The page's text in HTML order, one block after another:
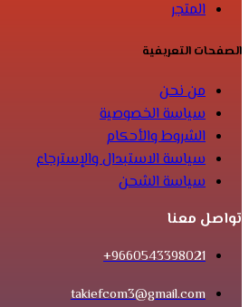
المتجر
الصفحات التعريفية
من نحن
سياسة الخصوصية
الشروط والأحكام
سياسة الاستبدال والإسترجاع
سياسة الشحن
تواصل معنا
9660543398021+
takiefcom3@gmail.com